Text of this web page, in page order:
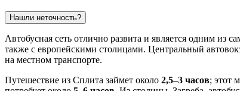
Нашли неточность?
Автобусная сеть отлично развита и является одним из
также с европейскими столицами. Центральный
на местном транспорте.
Путешествие из Сплита займет около 2,5–3 часов; этот